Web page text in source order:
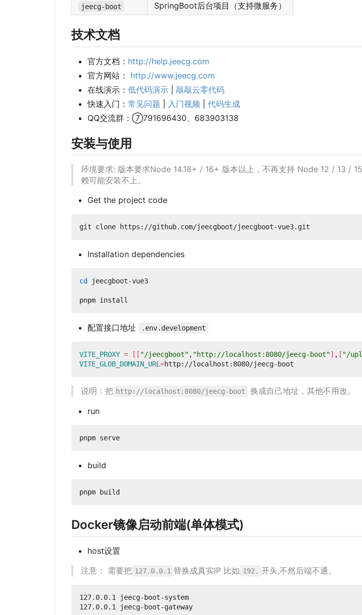
jeecg-boot SpringBoot后台项目 （支持微服务）
技术文档
官方文档： http://help.jeecg.com
官方网站： http://www.jeecg.com
在线演示： 低代码演示| 敲敲云零代码
快速入门： 常见问题 入门视频
代码生成
QQ交流群： ⑦791696430、683903138
安装与使用
环境要求: 版本要求Node 14.18+ / 16+ 版本以上，不再支持 Node 12 / 13 /
赖可能安装不上。
Get the project code
Installation dependencies
cd jeecgboot-vue3
配置接口地址 .env.development
VITE_PROXY = [[ "/jeecgboot" , "http://localhost:8080/jeecg-boot"] , [ "/
VITE_GLOB_DOMAIN_URL =
说明：把 http://localhost:8080/jeecg-boot
换成自己地址，其他不用改。
run
pnpm serve
build
Docker镜像启动前端(单体模式)
host设置
注意： 需要把 127.0.0.1 替换成真实IP 比如 192. 开头,不然后端不通。
127.0.0.1 jeecg-boot-system
127.0.0.1 jeecg-boot-gateway